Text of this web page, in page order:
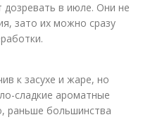
в июле. Они не
зато их можно сразу
к засухе и жаре, но
сладкие ароматные
раньше большинства